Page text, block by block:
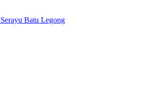
Batu Legong